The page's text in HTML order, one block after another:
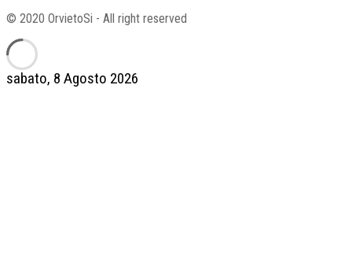
sabato, 8 Agosto 2026
© 2020 OrvietoSi - All right reserved